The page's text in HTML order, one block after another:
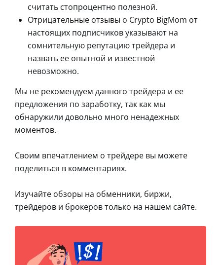
считать стопроцентно полезной.
Отрицательные отзывы о Crypto BigMom от
настоящих подписчиков указывают на
сомнительную репутацию трейдера и
назвать ее опытной и известной
невозможно.
Мы не рекомендуем данного трейдера и ее
предложения по заработку, так как мы
обнаружили довольно много ненадежных
моментов.
Своим впечатлением о трейдере вы можете
поделиться в комментариях.
Изучайте обзоры на обменники, биржи,
трейдеров и брокеров только на нашем сайте.